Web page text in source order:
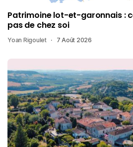
Patrimoine lot-et-garonnais :
pas de chez soi
Yoan Rigoulet 7 Août 2026